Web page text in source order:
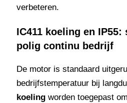
verbeteren.
IC411 koeling en
polig continu bedrijf
De motor is standaard
bedrijfstemperatuur bij
koeling worden toegepast